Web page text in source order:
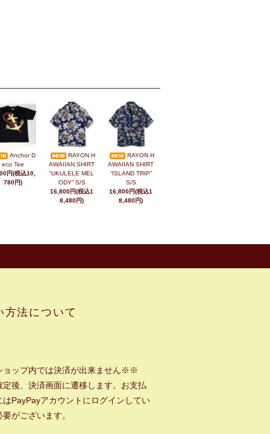
Anchor D
eco Tee
円(税込10,
780円)
RAYON H
AWAIIAN SHIRT
“UKULELE MEL
ODY” S/S
16,800円(税込1
8,480円)
RAYON H
AWAIIAN SHIRT
“ISLAND TRIP”
S/S
16,800円(税込1
8,480円)
方法について
ップ内では決済が出来ません※※
定後、決済画面に遷移します。お支払
はPayPayアカウントにログインしてい
がございます。